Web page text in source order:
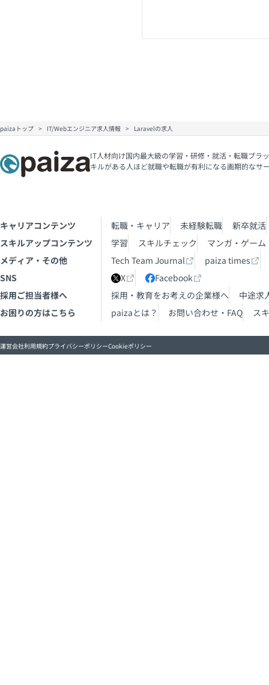
paizaトップ IT/Webエンジニア求人情報 Laravelの求人
IT人材向け国内最大級の学習・研修・就活・転職プラ
キルがある人ほど就職や転職が有利になる画期的なサ
キャリアコンテンツ 転職・キャリア 未経験転職
新卒就活
スキルアップコンテンツ
学習 スキルチェック
マンガ・ゲーム
メディア・その他
Tech Team Journal
paiza times
SNS
X
Facebook
採用ご担当者様へ
採用・教育をお考えの企業様へ
中途求
お困りの方はこちら
paizaとは？ お問い合わせ・FAQ ス
運営会社利用規約プライバシーポリシーCookieポリシー